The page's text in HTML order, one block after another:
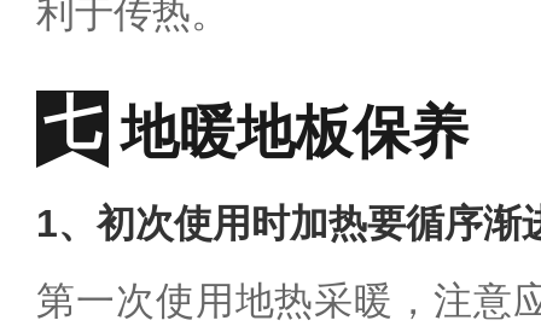
利于传热。
地暖地板保养
1、初次使用时加热要循序渐
第一次使用地热采暖，注意